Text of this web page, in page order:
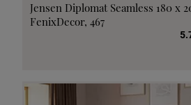
Jensen Diplomat Seamless 180 x
FenixDecor, 467